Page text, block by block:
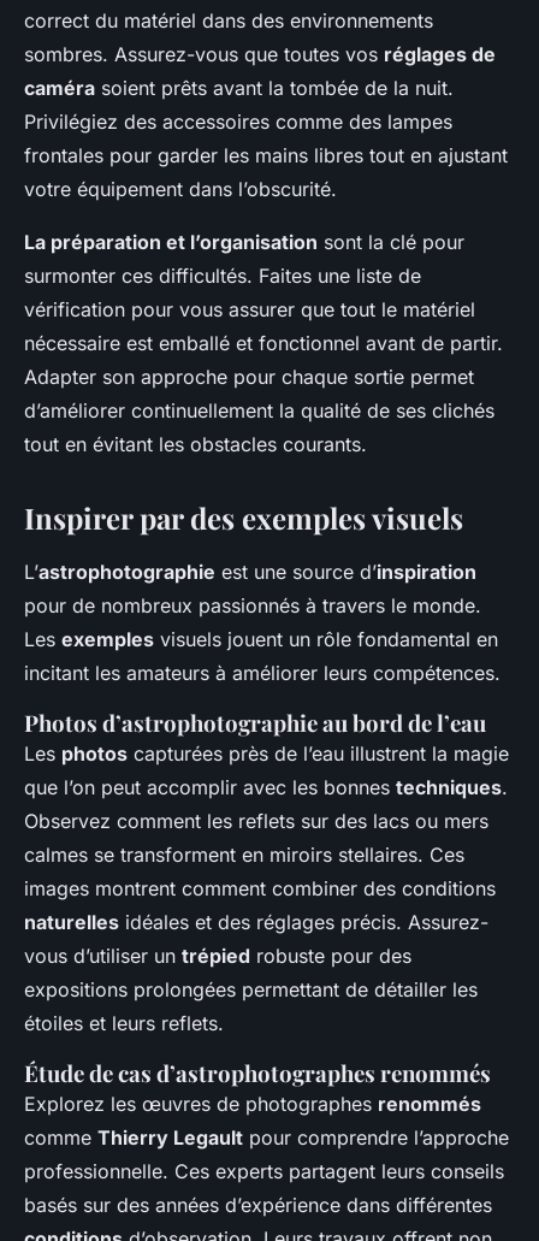
correct du matériel dans des environnements
sombres. Assurez-vous que toutes vos réglages de
caméra soient prêts avant la tombée de la nuit.
Privilégiez des accessoires comme des lampes
frontales pour garder les mains libres tout en ajustant
votre équipement dans l’obscurité.
La préparation et l’organisation sont la clé pour
surmonter ces difficultés. Faites une liste de
vérification pour vous assurer que tout le matériel
nécessaire est emballé et fonctionnel avant de partir.
Adapter son approche pour chaque sortie permet
d’améliorer continuellement la qualité de ses clichés
tout en évitant les obstacles courants.
Inspirer par des exemples visuels
L’astrophotographie est une source d’inspiration
pour de nombreux passionnés à travers le monde.
Les exemples visuels jouent un rôle fondamental en
incitant les amateurs à améliorer leurs compétences.
Photos d’astrophotographie au bord de l’eau
Les photos capturées près de l’eau illustrent la magie
que l’on peut accomplir avec les bonnes techniques.
Observez comment les reflets sur des lacs ou mers
calmes se transforment en miroirs stellaires. Ces
images montrent comment combiner des conditions
naturelles idéales et des réglages précis. Assurez-
vous d’utiliser un trépied robuste pour des
expositions prolongées permettant de détailler les
étoiles et leurs reflets.
Étude de cas d’astrophotographes renommés
Explorez les œuvres de photographes renommés
comme Thierry Legault pour comprendre l’approche
professionnelle. Ces experts partagent leurs conseils
basés sur des années d’expérience dans différentes